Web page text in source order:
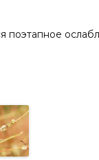
поэтапное